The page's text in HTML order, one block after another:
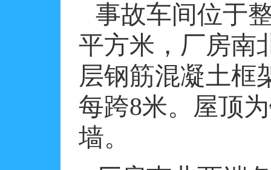
事故车间位于
平方米 ，厂房南
层钢筋混凝土框
每跨8米。屋顶
墙。